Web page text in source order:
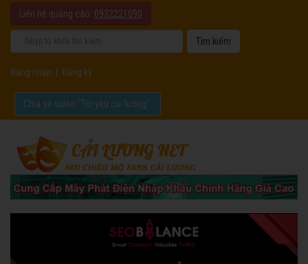
Liên hệ quảng cáo: 0932221090
Đăng nhập Đăng ký
Chia sẻ video "Tôi yêu cải lương".